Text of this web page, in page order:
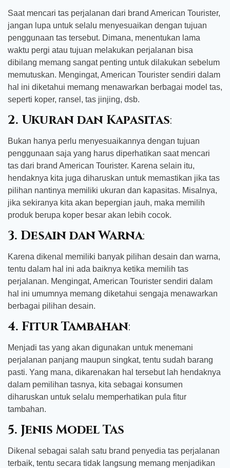
Saat mencari tas perjalanan dari brand American Tourister,
jangan lupa untuk selalu menyesuaikan dengan tujuan
penggunaan tas tersebut. Dimana, menentukan lama
waktu pergi atau tujuan melakukan perjalanan bisa
dibilang memang sangat penting untuk dilakukan sebelum
memutuskan. Mengingat, American Tourister sendiri dalam
hal ini diketahui memang menawarkan berbagai model tas,
seperti koper, ransel, tas jinjing, dsb.
2. Ukuran dan Kapasitas:
Bukan hanya perlu menyesuaikannya dengan tujuan
penggunaan saja yang harus diperhatikan saat mencari
tas dari brand American Tourister. Karena selain itu,
hendaknya kita juga diharuskan untuk memastikan jika tas
pilihan nantinya memiliki ukuran dan kapasitas. Misalnya,
jika sekiranya kita akan bepergian jauh, maka memilih
produk berupa koper besar akan lebih cocok.
3. Desain dan Warna:
Karena dikenal memiliki banyak pilihan desain dan warna,
tentu dalam hal ini ada baiknya ketika memilih tas
perjalanan. Mengingat, American Tourister sendiri dalam
hal ini umumnya memang diketahui sengaja menawarkan
berbagai pilihan desain.
4. Fitur Tambahan:
Menjadi tas yang akan digunakan untuk menemani
perjalanan panjang maupun singkat, tentu sudah barang
pasti. Yang mana, dikarenakan hal tersebut lah hendaknya
dalam pemilihan tasnya, kita sebagai konsumen
diharuskan untuk selalu memperhatikan pula fitur
tambahan.
5. Jenis Model Tas
Dikenal sebagai salah satu brand penyedia tas perjalanan
terbaik, tentu secara tidak langsung memang menjadikan